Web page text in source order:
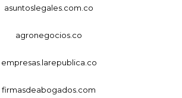
asuntoslegales.com.co
agronegocios.co
empresas.larepublica.co
firmasdeabogados.com